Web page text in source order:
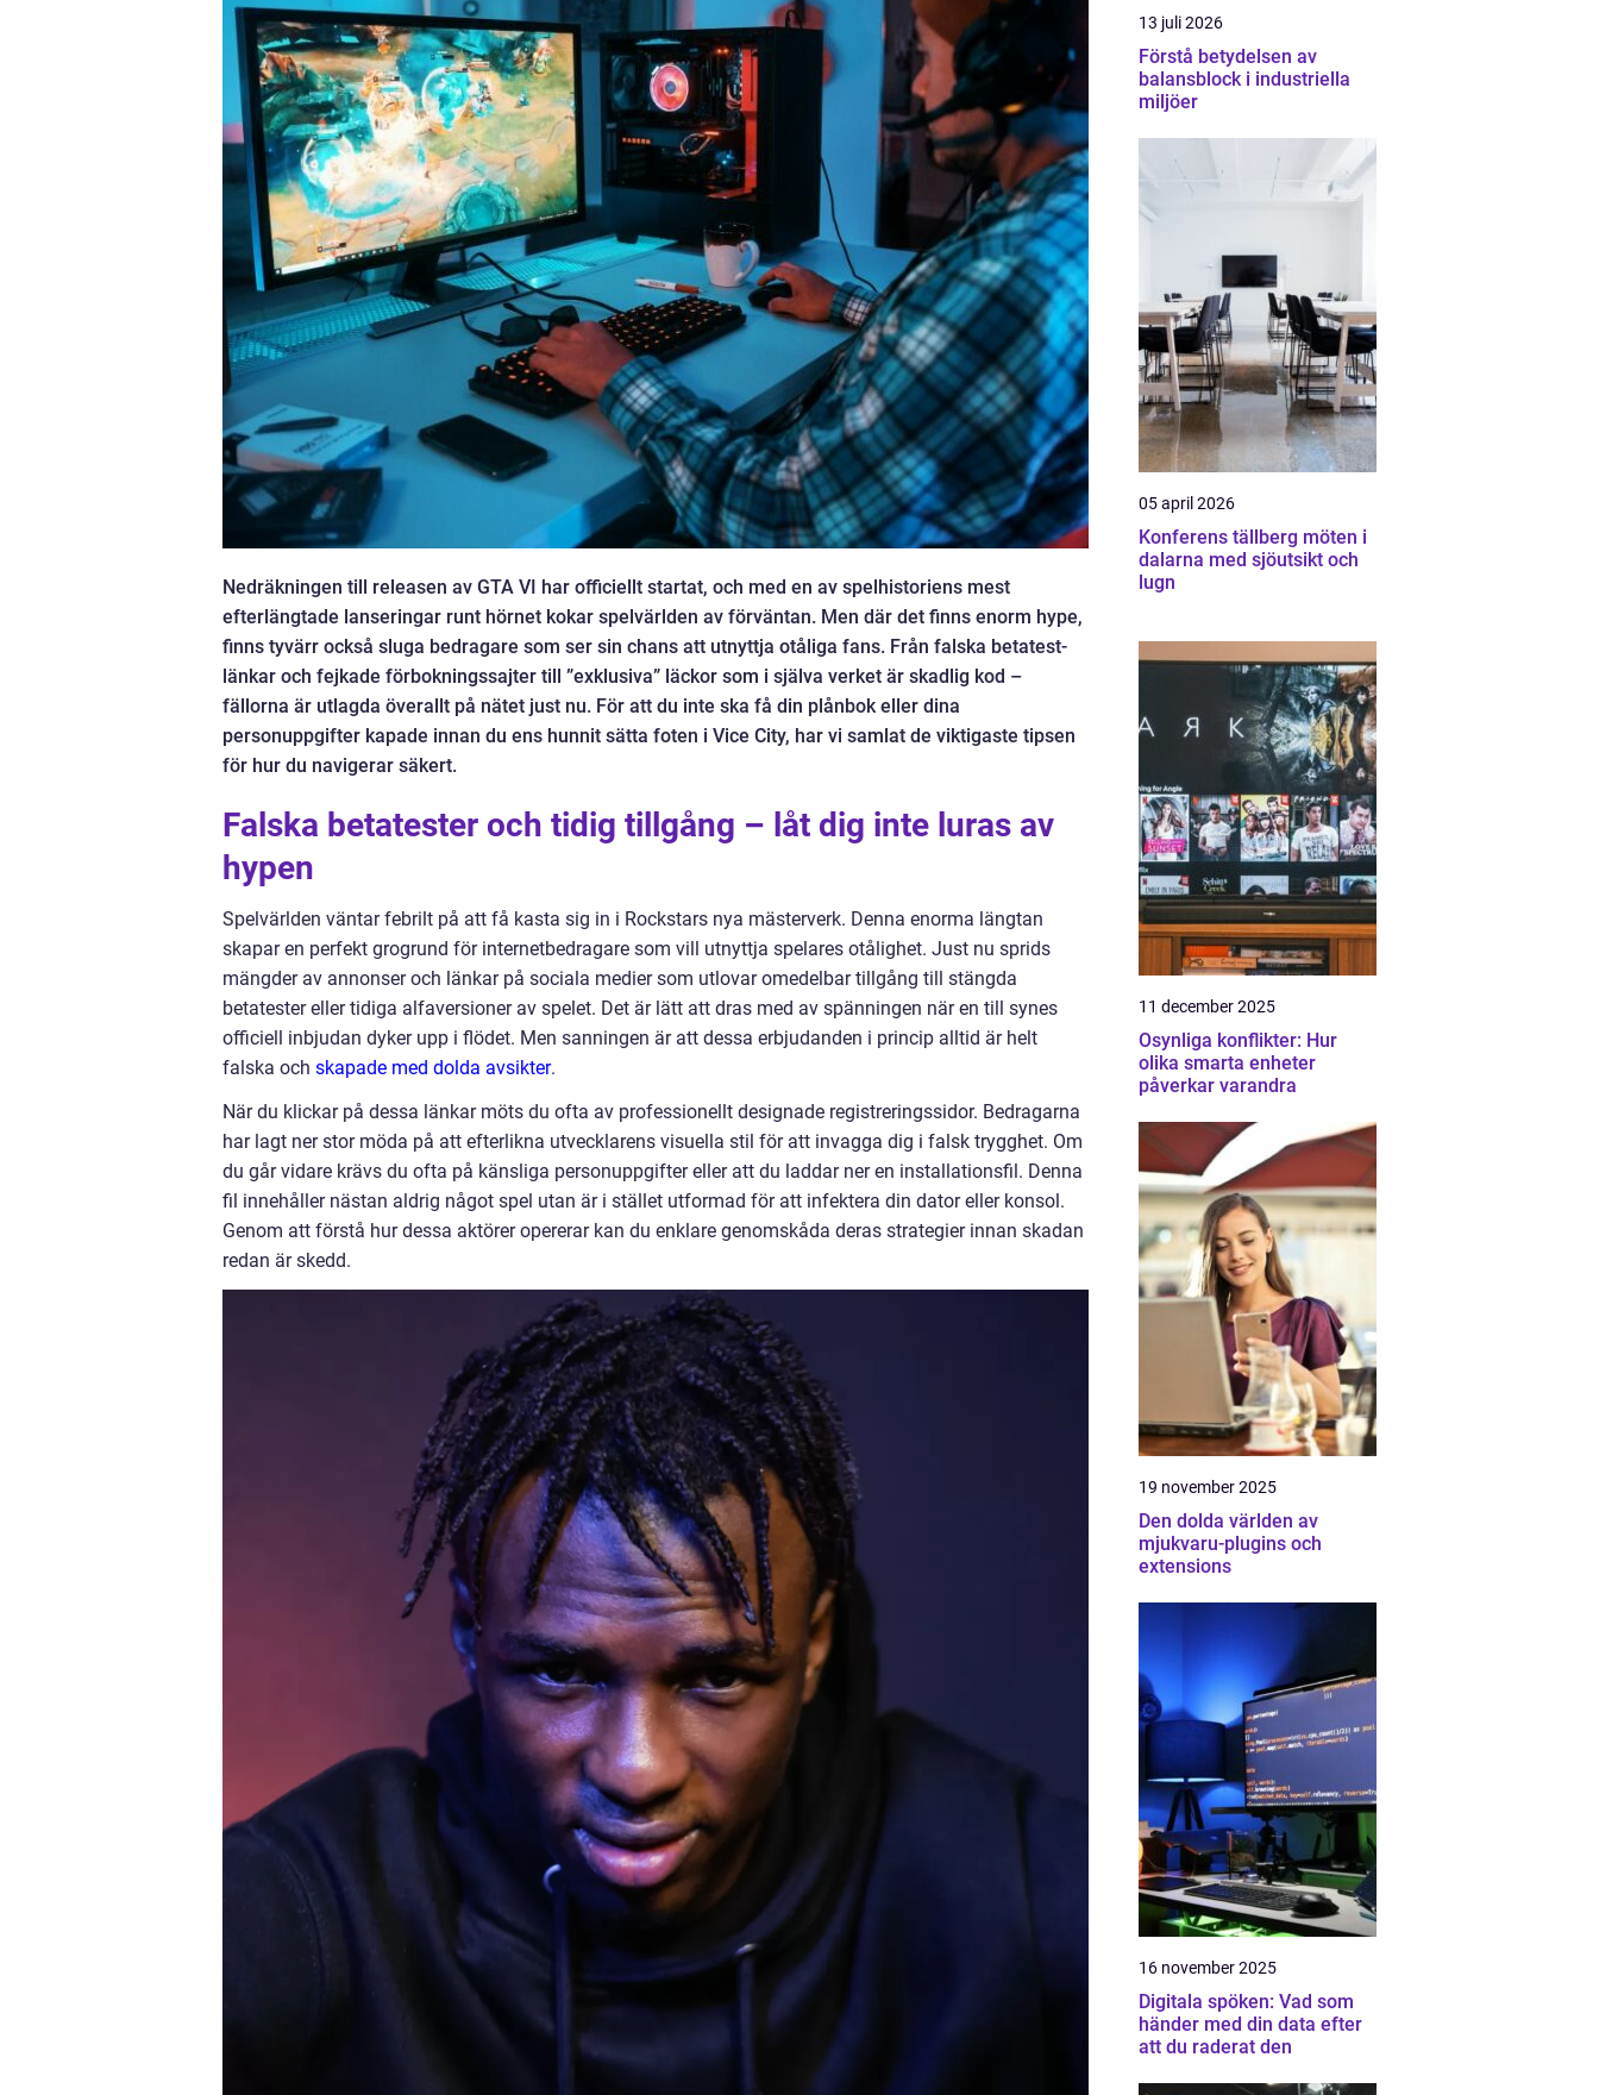
Nedräkningen till releasen av GTA VI har officiellt startat, och med en av spelhistoriens mest
efterlängtade lanseringar runt hörnet kokar spelvärlden av förväntan. Men där det finns enorm hype,
finns tyvärr också sluga bedragare som ser sin chans att utnyttja otåliga fans. Från falska betatest-
länkar och fejkade förbokningssajter till ”exklusiva” läckor som i själva verket är skadlig kod –
fällorna är utlagda överallt på nätet just nu. För att du inte ska få din plånbok eller dina
personuppgifter kapade innan du ens hunnit sätta foten i Vice City, har vi samlat de viktigaste tipsen
för hur du navigerar säkert.
Falska betatester och tidig tillgång – låt dig inte luras av
hypen
Spelvärlden väntar febrilt på att få kasta sig in i Rockstars nya mästerverk. Denna enorma längtan
skapar en perfekt grogrund för internetbedragare som vill utnyttja spelares otålighet. Just nu sprids
mängder av annonser och länkar på sociala medier som utlovar omedelbar tillgång till stängda
betatester eller tidiga alfaversioner av spelet. Det är lätt att dras med av spänningen när en till synes
officiell inbjudan dyker upp i flödet. Men sanningen är att dessa erbjudanden i princip alltid är helt
falska och skapade med dolda avsikter.
När du klickar på dessa länkar möts du ofta av professionellt designade registreringssidor. Bedragarna
har lagt ner stor möda på att efterlikna utvecklarens visuella stil för att invagga dig i falsk trygghet. Om
du går vidare krävs du ofta på känsliga personuppgifter eller att du laddar ner en installationsfil. Denna
fil innehåller nästan aldrig något spel utan är i stället utformad för att infektera din dator eller konsol.
Genom att förstå hur dessa aktörer opererar kan du enklare genomskåda deras strategier innan skadan
redan är skedd.
13 juli 2026
Förstå betydelsen av
balansblock i industriella
miljöer
05 april 2026
Konferens tällberg möten i
dalarna med sjöutsikt och
lugn
11 december 2025
Osynliga konflikter: Hur
olika smarta enheter
påverkar varandra
19 november 2025
Den dolda världen av
mjukvaru-plugins och
extensions
16 november 2025
Digitala spöken: Vad som
händer med din data efter
att du raderat den